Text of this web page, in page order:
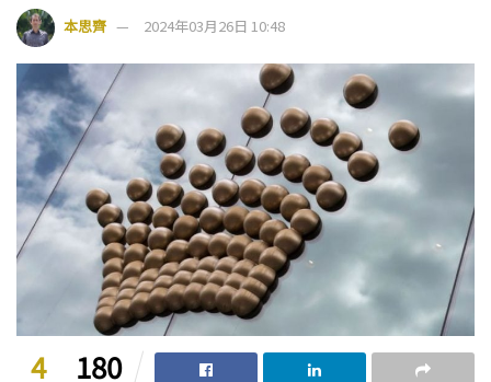
本思齊 2024年03月26日 10:48
4 180